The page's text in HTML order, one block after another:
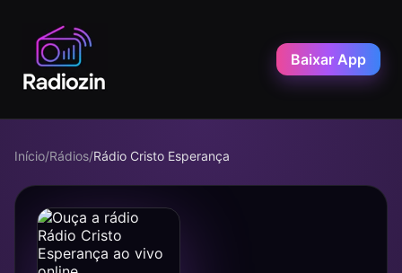
Baixar App
Início/Rádios/Rádio Cristo Esperança